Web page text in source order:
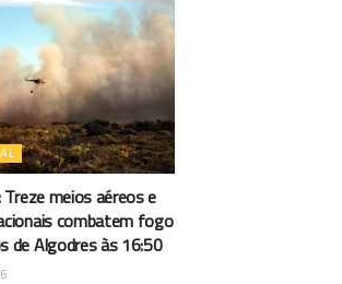
Treze meios aéreos e
combatem fogo
de Algodres às 16:50